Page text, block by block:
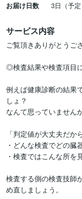
お届け日数
3日（予定
サービス内容
ご覧頂きありがとうご
◎検査結果や検査項目
例えば健康診断の結果
しょ？
なんて思っていません
「判定値が大丈夫だ
・どんな検査でどの臓
・検査ではこんな所を
検査する側の検査技師
め直しましょう。